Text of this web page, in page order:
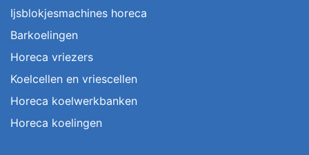
Ijsblokjesmachines horeca
Barkoelingen
Horeca vriezers
Koelcellen en vriescellen
Horeca koelwerkbanken
Horeca koelingen